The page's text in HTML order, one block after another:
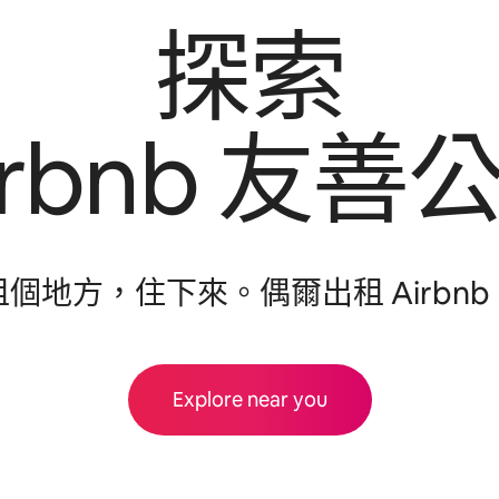
探索
友⁠善
個地方，住下來⁠。偶爾出租 Airbnb
Explore near you